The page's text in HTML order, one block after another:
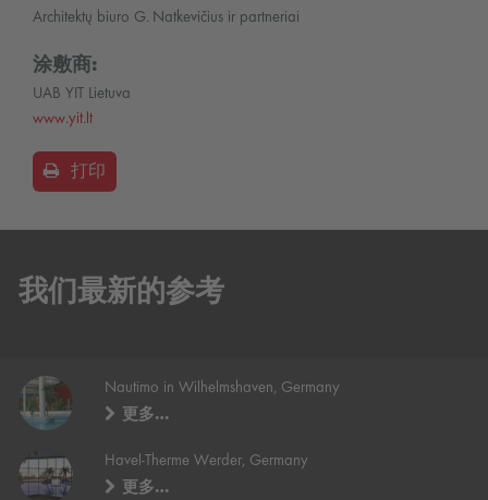
Architektų biuro G. Natkevičius ir partneriai
涂敷商:
UAB YIT Lietuva
www.yit.lt
打印
我们最新的参考
Nautimo in Wilhelmshaven, Germany
更多…
Havel-Therme Werder, Germany
更多…